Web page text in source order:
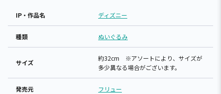
IP・作品名 ディズニー
種類 ぬいぐるみ
サイズ
約32cm ※アソートにより、サイズが
多少異なる場合がございます。
発売元 フリュー